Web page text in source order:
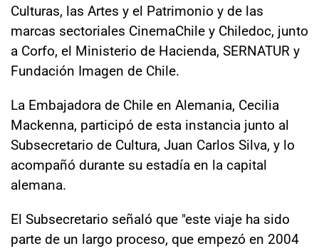
Culturas, las Artes y el Patrimonio y de las
marcas sectoriales CinemaChile y Chiledoc, junto
a Corfo, el Ministerio de Hacienda, SERNATUR y
Fundación Imagen de Chile.
La Embajadora de Chile en Alemania, Cecilia
Mackenna, participó de esta instancia junto al
Subsecretario de Cultura, Juan Carlos Silva, y lo
acompañó durante su estadía en la capital
alemana.
El Subsecretario señaló que "este viaje ha sido
parte de un largo proceso, que empezó en 2004